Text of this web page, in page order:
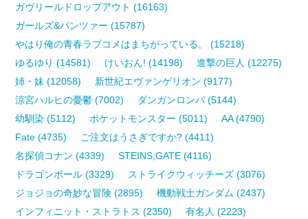
ガヴリールドロップアウト (16163)
ガールズ&パンツァー (15787)
やはり俺の青春ラブコメはまちがっている。 (15218)
ゆるゆり (14581)
けいおん! (14198)
進撃の巨人 (12275)
姉・妹 (12058)
新世紀エヴァンゲリオン (9177)
涼宮ハルヒの憂鬱 (7002)
ダンガンロンパ (5144)
幼馴染 (5112)
ポケットモンスター (5011)
AA (4790)
Fate (4735)
ご注文はうさぎですか? (4411)
名探偵コナン (4339)
STEINS;GATE (4116)
ドラゴンボール (3329)
ストライクウィッチーズ (3076)
ジョジョの奇妙な冒険 (2895)
機動戦士ガンダム (2437)
インフィニット・ストラトス (2350)
有名人 (2223)